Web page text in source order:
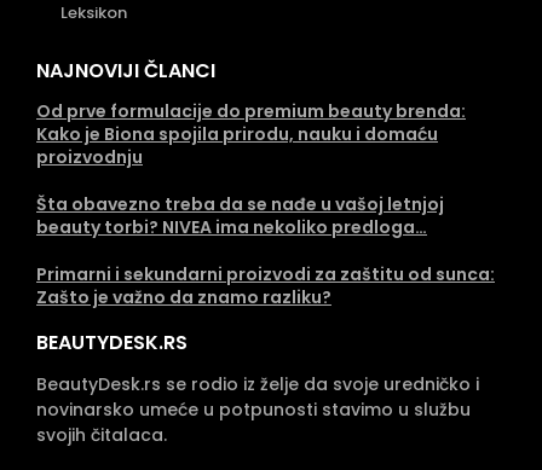
Leksikon
NAJNOVIJI ČLANCI
Od prve formulacije do premium beauty brenda:
Kako je Biona spojila prirodu, nauku i domaću
proizvodnju
Šta obavezno treba da se nađe u vašoj letnjoj
beauty torbi? NIVEA ima nekoliko predloga…
Primarni i sekundarni proizvodi za zaštitu od sunca:
Zašto je važno da znamo razliku?
BEAUTYDESK.RS
BeautyDesk.rs se rodio iz želje da svoje uredničko i
novinarsko umeće u potpunosti stavimo u službu
svojih čitalaca.